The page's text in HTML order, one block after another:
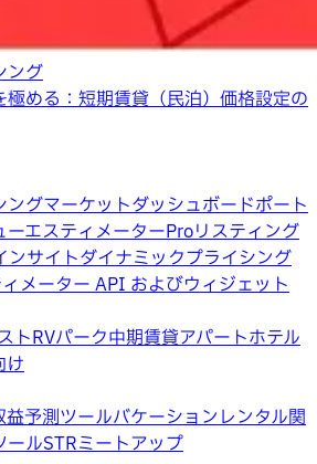
ング
める：短期賃貸（民泊）価格設定の
ングマーケットダッシュボードポート
ーエスティメーターProリスティング
ンサイトダイナミックプライシング
メーター API およびウィジェット
トRVパーク中期賃貸アパートホテル
け
益予測ツールバケーションレンタル関
ールSTRミートアップ